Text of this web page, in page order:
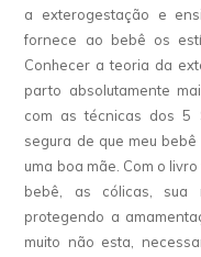
a exterogestação e
fornece ao bebê os
Conhecer a teoria da
parto absolutamente
com as técnicas dos 5
segura de que meu
uma boa mãe. Com o
bebê, as cólicas, sua
protegendo a
muito não esta,